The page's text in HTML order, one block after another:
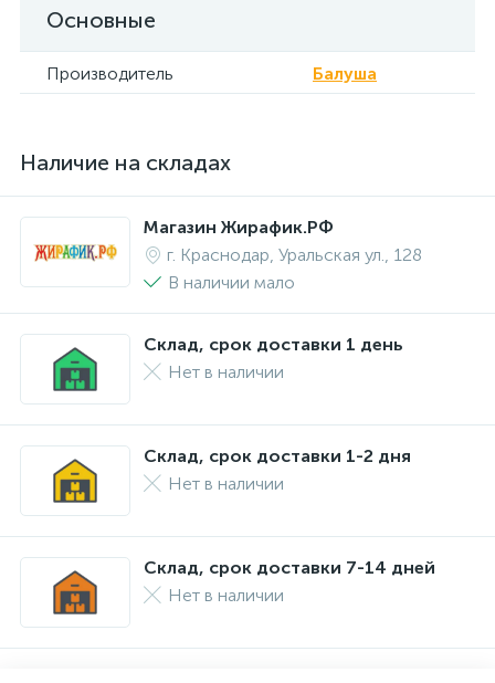
Основные
Производитель Балуша
Наличие на складах
Магазин Жирафик.РФ
г. Краснодар, Уральская ул., 128
В наличии мало
Склад, срок доставки 1 день
Нет в наличии
Склад, срок доставки 1-2 дня
Нет в наличии
Склад, срок доставки 7-14 дней
Нет в наличии